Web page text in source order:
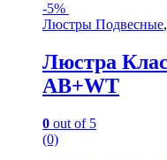
-5%
Люстры Подвесные,
Люстра
AB+WT
0 out of 5
(0)